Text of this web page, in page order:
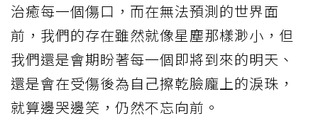
治癒每一個傷口，而在無法預測的世界面
前，我們的存在雖然就像星塵那樣渺小，但
我們還是會期盼著每一個即將到來的明天、
還是會在受傷後為自己擦乾臉龐上的淚珠，
就算邊哭邊笑，仍然不忘向前。